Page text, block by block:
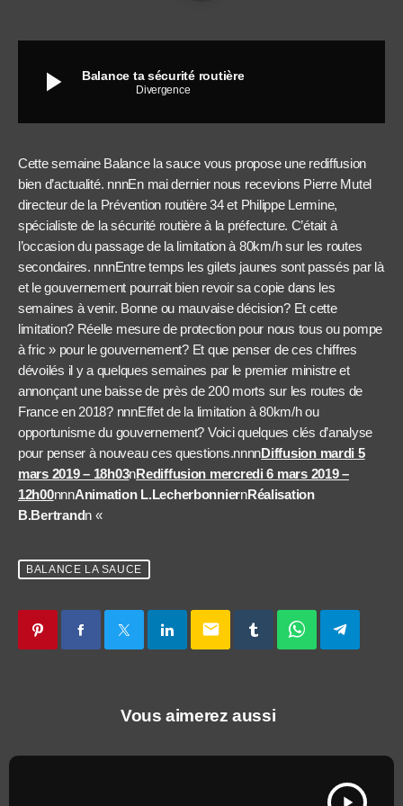
play_arrow Balance ta sécurité routière
Divergence
Cette semaine Balance la sauce vous propose une rediffusion
bien d’actualité. nnnEn mai dernier nous recevions Pierre Mutel
directeur de la Prévention routière 34 et Philippe Lermine,
spécialiste de la sécurité routière à la préfecture. C’était à
l’occasion du passage de la limitation à 80km/h sur les routes
secondaires. nnnEntre temps les gilets jaunes sont passés par là
et le gouvernement pourrait bien revoir sa copie dans les
semaines à venir. Bonne ou mauvaise décision? Et cette
limitation? Réelle mesure de protection pour nous tous ou pompe
à fric » pour le gouvernement? Et que penser de ces chiffres
dévoilés il y a quelques semaines par le premier ministre et
annonçant une baisse de près de 200 morts sur les routes de
France en 2018? nnnEffet de la limitation à 80km/h ou
opportunisme du gouvernement? Voici quelques clés d’analyse
pour penser à nouveau ces questions.nnnnDiffusion mardi 5
mars 2019 – 18h03nRediffusion mercredi 6 mars 2019 –
12h00nnnAnimation L.LecherbonniernRéalisation
B.Bertrandn «
BALANCE LA SAUCE
email
Vous aimerez aussi